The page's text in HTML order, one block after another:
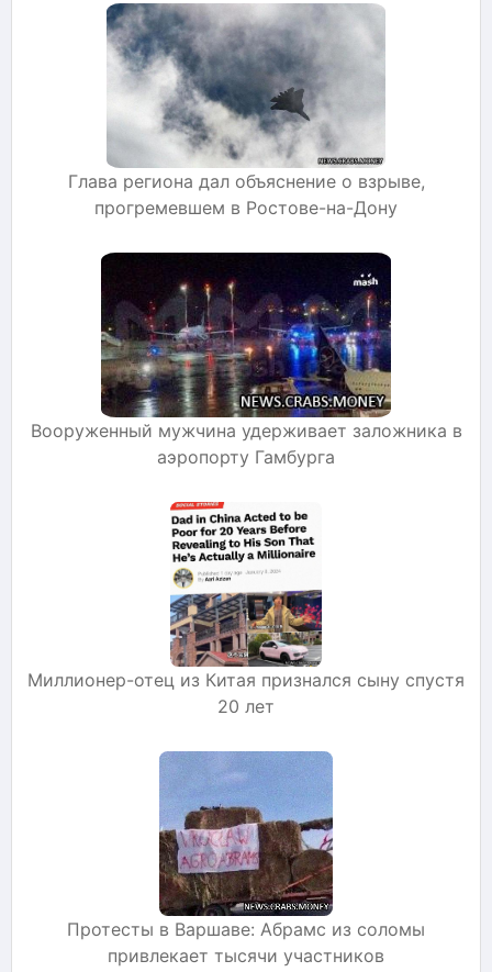
Глава региона дал объяснение о взрыве,
прогремевшем в Ростове-на-Дону
Вооруженный мужчина удерживает заложника в
аэропорту Гамбурга
Миллионер-отец из Китая признался сыну спустя
20 лет
Протесты в Варшаве: Абрамс из соломы
привлекает тысячи участников